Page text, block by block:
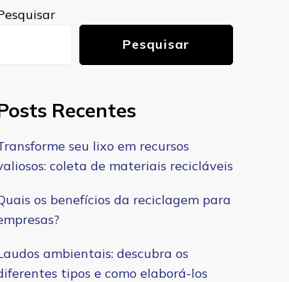
Pesquisar
Recentes
seu lixo em recursos
coleta de materiais recicláveis
os benefícios da reciclagem para
ambientais: descubra os
tipos e como elaborá-los